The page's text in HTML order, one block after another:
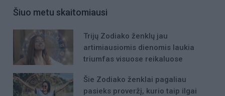
Šiuo metu skaitomiausi
Trijų Zodiako ženklų jau
artimiausiomis dienomis laukia
triumfas visuose reikaluose
Šie Zodiako ženklai pagaliau
pasieks proveržį, kurio taip ilgai